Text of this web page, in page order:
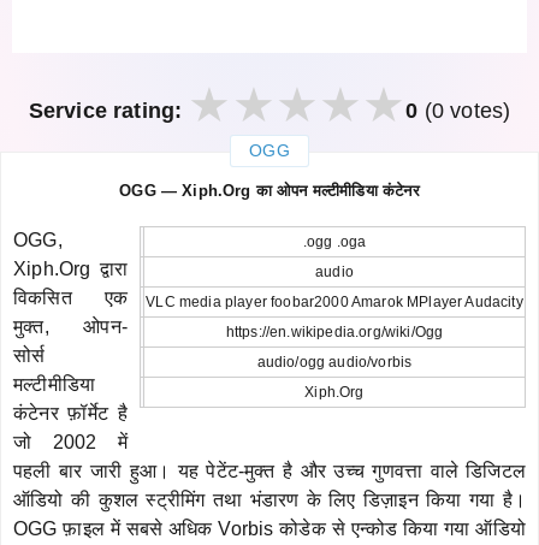
Service rating: 0 (0 votes)
OGG
OGG — Xiph.Org का ओपन मल्टीमीडिया कंटेनर
.ogg .oga
audio
VLC media player foobar2000 Amarok MPlayer Audacity
https://en.wikipedia.org/wiki/Ogg
audio/ogg audio/vorbis
Xiph.Org
OGG,
Xiph.Org द्वारा
विकसित एक
मुक्त, ओपन-
सोर्स
मल्टीमीडिया
कंटेनर फ़ॉर्मेट है
जो 2002 में
पहली बार जारी हुआ। यह पेटेंट-मुक्त है और उच्च गुणवत्ता वाले डिजिटल
ऑडियो की कुशल स्ट्रीमिंग तथा भंडारण के लिए डिज़ाइन किया गया है।
OGG फ़ाइल में सबसे अधिक Vorbis कोडेक से एन्कोड किया गया ऑडियो